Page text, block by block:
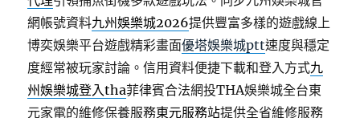
網帳號資料九州娛樂城2026提供豐富多樣的遊戲線上
博奕娛樂平台遊戲精彩畫面優塔娛樂城ptt速度與穩定
度經常被玩家討論。信用資料便捷下載和登入方式九
州娛樂城登入tha菲律賓合法網投THA娛樂城全台東
元家電的維修保養服務東元服務站提供全省維修服務